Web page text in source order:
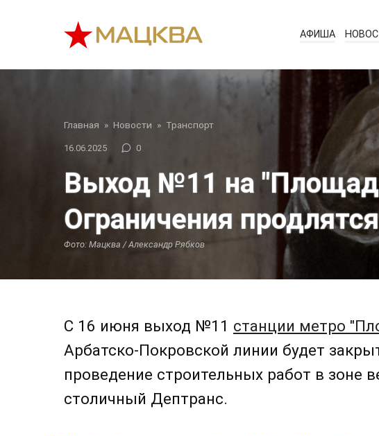
АФИША
Главная » Новости » Транспорт
16.06.2025 0
Выход №11 на
Ограничения
Фото: Мацква / Александр Рябков
С 16 июня выход №11 станции метро
Арбатско-Покровской линии будет
проведение строительных работ в зоне
столичный Дептранс.